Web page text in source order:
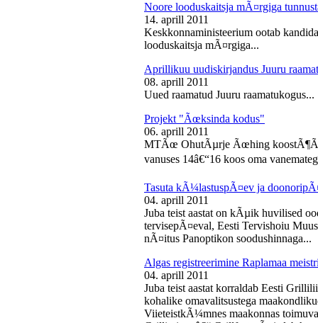
Noore looduskaitsja mÃ¤rgiga
14. aprill 2011
Keskkonnaministeerium ootab
looduskaitsja mÃ¤rgiga...
Aprillikuu uudiskirjandus Juuru
08. aprill 2011
Uued raamatud Juuru raamatukogus...
Projekt "Ãœksinda kodus"
06. aprill 2011
MTÃœ OhutÃµrje Ãœhing
vanuses 14â€“16 koos oma
Tasuta kÃ¼lastuspÃ¤ev ja
04. aprill 2011
Juba teist aastat on kÃµik huvilised
tervisepÃ¤eval, Eesti Tervishoiu
nÃ¤itus Panoptikon soodushinnaga...
Algas registreerimine Raplamaa
04. aprill 2011
Juba teist aastat korraldab Eesti
kohalike omavalitsustega
ViieteistkÃ¼mnes maakonnas